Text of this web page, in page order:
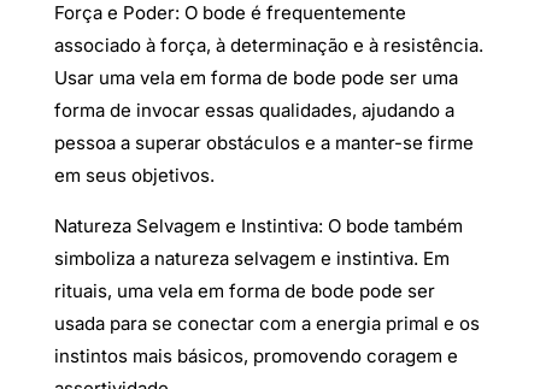
Força e Poder: O bode é frequentemente
associado à força, à determinação e à resistência.
Usar uma vela em forma de bode pode ser uma
forma de invocar essas qualidades, ajudando a
pessoa a superar obstáculos e a manter-se firme
em seus objetivos.
Natureza Selvagem e Instintiva: O bode também
simboliza a natureza selvagem e instintiva. Em
rituais, uma vela em forma de bode pode ser
usada para se conectar com a energia primal e os
instintos mais básicos, promovendo coragem e